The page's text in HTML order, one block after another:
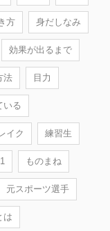
方 身だしなみ
効果が出るまで
法 目力
いる
イク 練習生
ものまね
元スポーツ選手
は